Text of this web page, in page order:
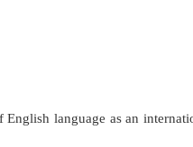
English language as an